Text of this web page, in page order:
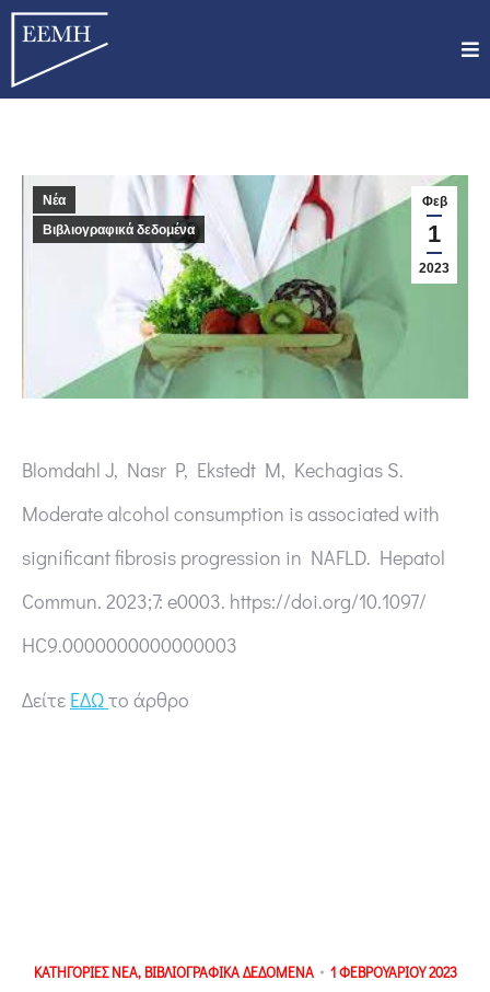
Φεβ
1
2023
Νέα
Βιβλιογραφικά δεδομένα
Blomdahl J, Nasr P, Ekstedt M, Kechagias S.
Moderate alcohol consumption is associated with
significant fibrosis progression in NAFLD. Hepatol
Commun. 2023;7: e0003. https://doi.org/10.1097/
HC9.0000000000000003
Δείτε ΕΔΩτο άρθρο
ΚΑΤΗΓΟΡΙΕΣΝΕΑ, ΒΙΒΛΙΟΓΡΑΦΙΚΑ ΔΕΔΟΜΕΝΑ 1 ΦΕΒΡΟΥΑΡΙΟΥ 2023